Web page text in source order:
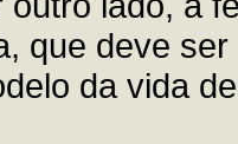
que deve
da vida